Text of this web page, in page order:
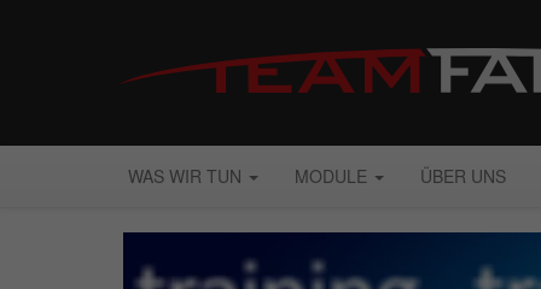
WAS WIR TUN MODULE ÜBER UNS